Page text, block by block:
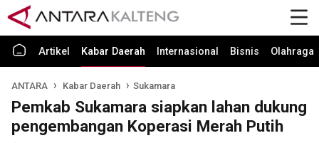
Artikel Kabar Daerah Internasional Bisnis Olahraga
ANTARA Kabar Daerah Sukamara
Pemkab Sukamara siapkan lahan dukung
pengembangan Koperasi Merah Putih